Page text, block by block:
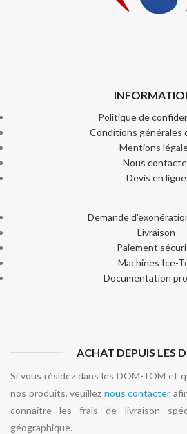
Politique de
Conditions générales
Mentions
Nous
Devis en ligne
Demande
Livraison
Paiement
Machines Ice-
Documentation
ACHAT DEPUIS LES
Si vous résidez dans les DOM-TOM et
nos produits, veuillez nous contacter
connaître les frais de livraison
géographique.